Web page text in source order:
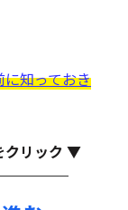
知っておき
クリック ▼